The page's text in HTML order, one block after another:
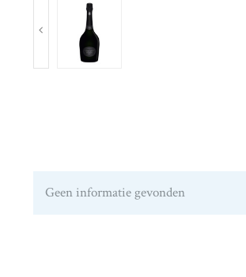
Geen informatie gevonden